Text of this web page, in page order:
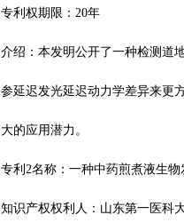
专利权期限：20年
介绍：本发明公开了一种检测道
参延迟发光延迟动力学差异来更
大的应用潜力。
专利2名称：一种中药煎煮液生
知识产权权利人：山东第一医科